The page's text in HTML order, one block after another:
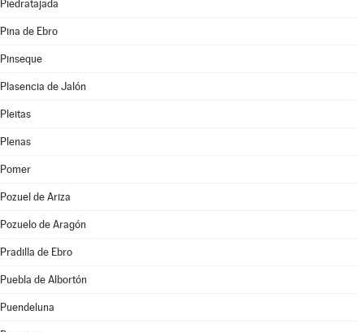
Piedratajada
Pina de Ebro
Pinseque
Plasencia de Jalón
Pleitas
Plenas
Pomer
Pozuel de Ariza
Pozuelo de Aragón
Pradilla de Ebro
Puebla de Albortón
Puendeluna